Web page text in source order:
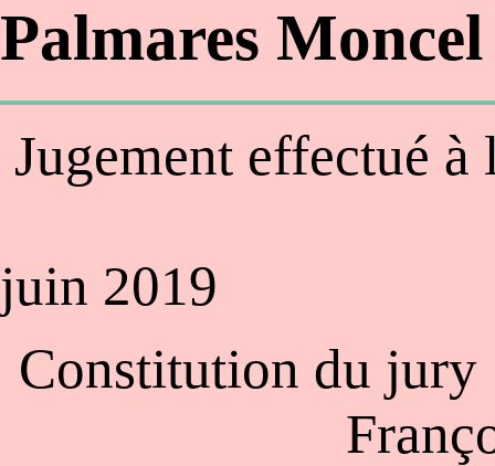
Palmares Moncel
Jugement
juin 2019
Constitution du jury